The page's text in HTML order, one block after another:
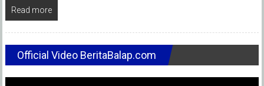
Read more
Official Video BeritaBalap.com